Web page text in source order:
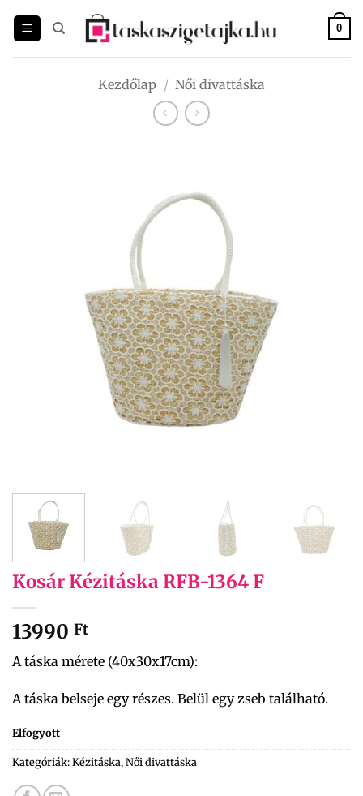
0
Kezdőlap / Női divattáska
Kosár Kézitáska RFB-1364 F
13990 Ft
A táska mérete (40x30x17cm):
A táska belseje egy részes. Belül egy zseb található.
Elfogyott
Kategóriák:Kézitáska,Női divattáska